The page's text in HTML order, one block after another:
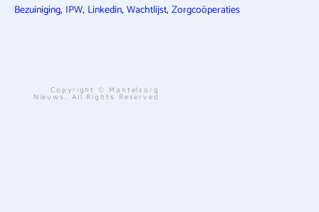
Bezuiniging, IPW, Linkedin, Wachtlijst, Zorgcoöperaties
Copyright © Mantelzorg
Nieuws. All Rights Reserved